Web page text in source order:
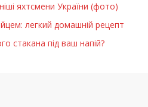
яхтсмени України (фото)
легкий домашній рецепт
стакана під ваш напій?